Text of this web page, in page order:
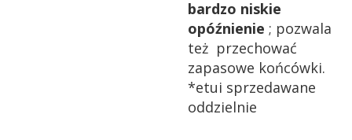
bardzo niskie
opóźnienie ; pozwala
też przechować
zapasowe końcówki.
*etui sprzedawane
oddzielnie